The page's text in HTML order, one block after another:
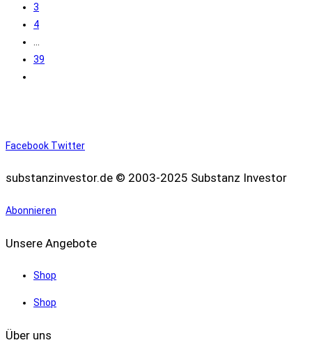
3
4
39
Facebook Twitter
substanzinvestor.de © 2003-2025 Substanz Investor
Abonnieren
Unsere Angebote
Shop
Shop
Über uns